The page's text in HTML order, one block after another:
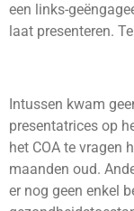
een links-
laat presenteren.
Intussen kwam
presentatrices op
het COA te vragen
maanden oud.
er nog geen enkel